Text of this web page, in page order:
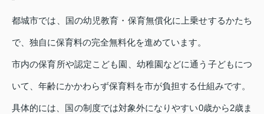
都城市では、国の幼児教育・保育無償化に上乗せするかたち
で、独自に保育料の完全無料化を進めています。
市内の保育所や認定こども園、幼稚園などに通う子どもにつ
いて、年齢にかかわらず保育料を市が負担する仕組みです。
具体的には、国の制度では対象外になりやすい0歳から2歳ま